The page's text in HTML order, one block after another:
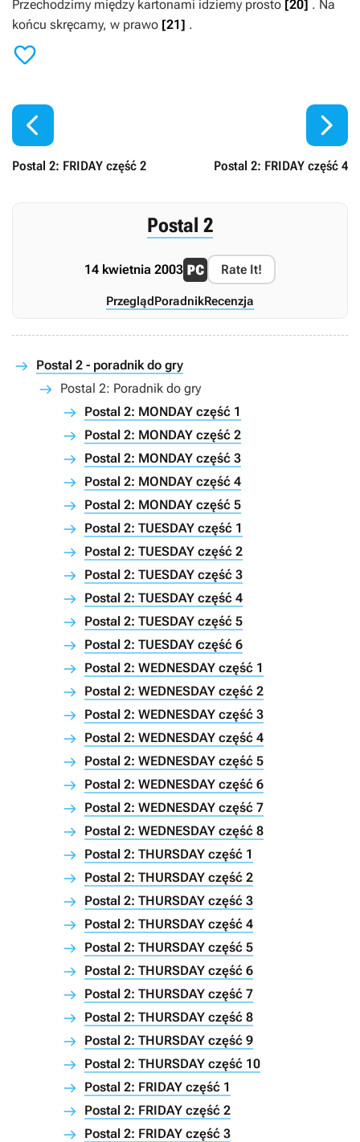
Przechodzimy między kartonami idziemy prosto [20] . Na
końcu skręcamy, w prawo [21] .


Postal 2: FRIDAY część 2 Postal 2: FRIDAY część 4

Postal 2
14 kwietnia 2003 Rate It!
PrzeglądPoradnikRecenzja
Postal 2 - poradnik do gry
Postal 2: Poradnik do gry
Postal 2: MONDAY część 1
Postal 2: MONDAY część 2
Postal 2: MONDAY część 3
Postal 2: MONDAY część 4
Postal 2: MONDAY część 5
Postal 2: TUESDAY część 1
Postal 2: TUESDAY część 2
Postal 2: TUESDAY część 3
Postal 2: TUESDAY część 4
Postal 2: TUESDAY część 5
Postal 2: TUESDAY część 6
Postal 2: WEDNESDAY część 1
Postal 2: WEDNESDAY część 2
Postal 2: WEDNESDAY część 3
Postal 2: WEDNESDAY część 4
Postal 2: WEDNESDAY część 5
Postal 2: WEDNESDAY część 6
Postal 2: WEDNESDAY część 7
Postal 2: WEDNESDAY część 8
Postal 2: THURSDAY część 1
Postal 2: THURSDAY część 2
Postal 2: THURSDAY część 3
Postal 2: THURSDAY część 4
Postal 2: THURSDAY część 5
Postal 2: THURSDAY część 6
Postal 2: THURSDAY część 7
Postal 2: THURSDAY część 8
Postal 2: THURSDAY część 9
Postal 2: THURSDAY część 10
Postal 2: FRIDAY część 1
Postal 2: FRIDAY część 2
Postal 2: FRIDAY część 3